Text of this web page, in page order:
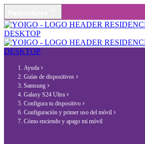
Ayuda
Guías de dispositivos
Samsung
Galaxy S24 Ultra
Configura tu dispositivo
Configuración y primer uso del móvil
Cómo enciendo y apago mi móvil